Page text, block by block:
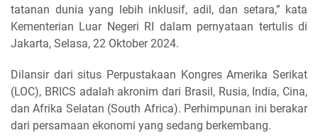
tatanan dunia yang lebih inklusif, adil, dan setara,” kata
Kementerian Luar Negeri RI dalam pernyataan tertulis di
Jakarta, Selasa, 22 Oktober 2024.
Dilansir dari situs Perpustakaan Kongres Amerika Serikat
(LOC), BRICS adalah akronim dari Brasil, Rusia, India, Cina,
dan Afrika Selatan (South Africa). Perhimpunan ini berakar
dari persamaan ekonomi yang sedang berkembang.